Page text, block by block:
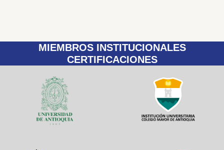
MIEMBROS INSTITUCIONALES
CERTIFICACIONES